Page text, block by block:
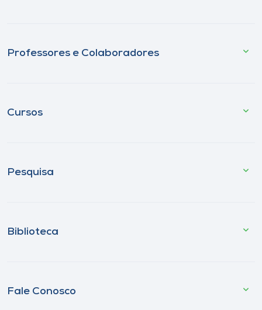
Professores e Colaboradores
Cursos
Pesquisa
Biblioteca
Fale Conosco